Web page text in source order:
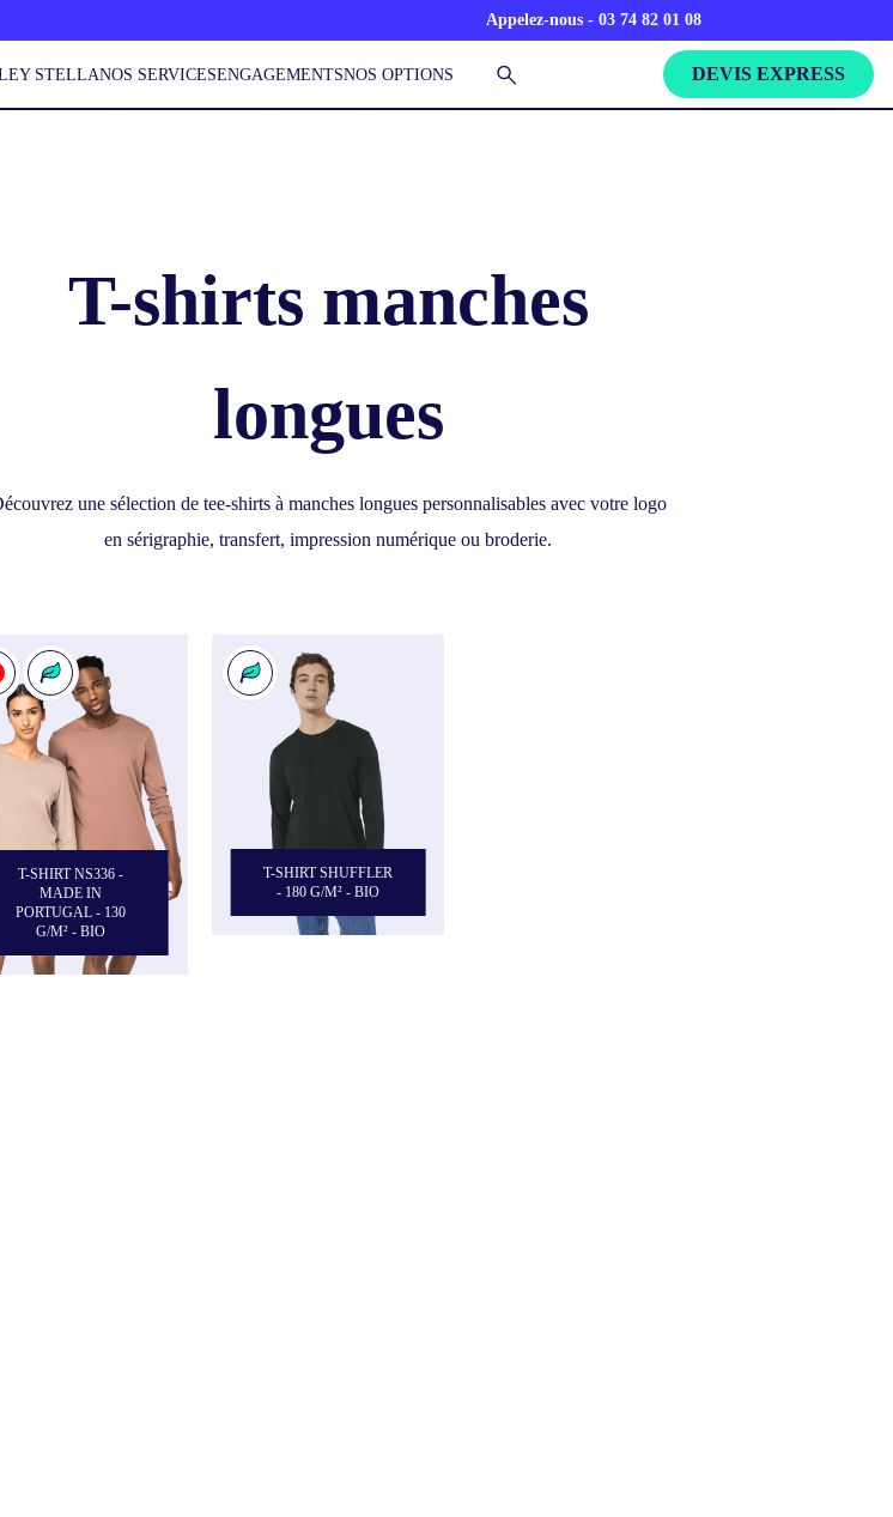
Appelez-nous - 03 74 82 01 08
STELLANOS SERVICESENGAGEMENTSNOS OPTIONS DEVIS EXPRESS
T-shirts manches
longues
une sélection de tee-shirts à manches longues personnalisables avec votre logo
en sérigraphie, transfert, impression numérique ou broderie.
T-SHIRT NS336 -
MADE IN
PORTUGAL - 130
G/M² - BIO
T-SHIRT SHUFFLER
- 180 G/M² - BIO